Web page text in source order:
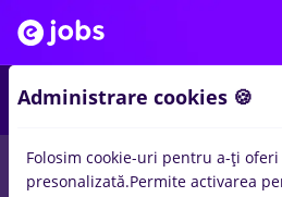
locuri de muncaintersport in
StudentinConstructii / Instalatii,
Administrare cookies 🍪
Folosim cookie-uri pentru a-ți
presonalizată.Permite activarea